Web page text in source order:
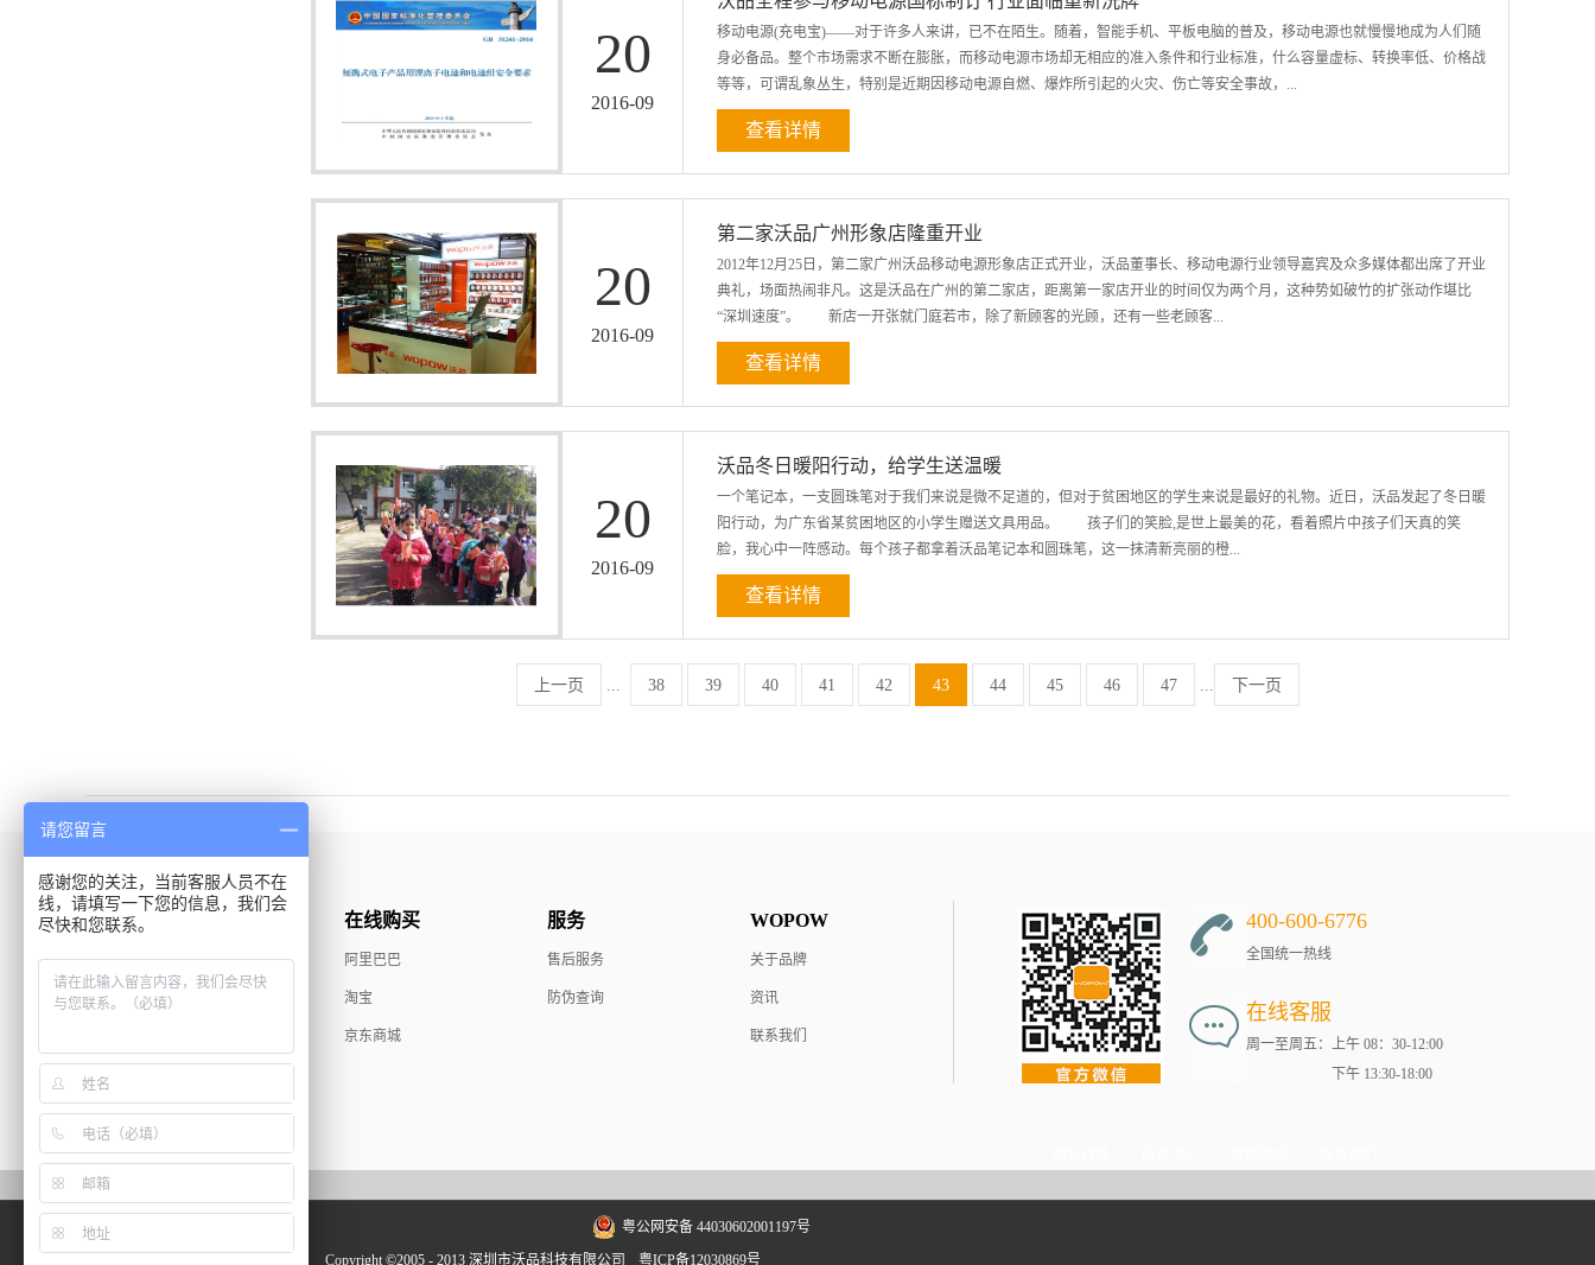
移动电源高级定制业务负责人表示：随着国民经济的快速发展，大众生活水平得到很大的提高，为人们提高生活品质提供了
物质基础。更重要的是以90后为主的新生代的崛起，人们对生活有了新的要求，生活已经不仅仅是为生活而活，而更重要的
是自我精神的表达。同时，新媒体和智能设备的高速发展加速了年轻人独立精神表达的诉求。在此大背景之下，经过对市场
进行了深入调查，沃品下定决心在移动电源行业率先开展此项高级服务，提升用户体验,引领行业革新。定制服务的推出必
须仰赖强大的研发制造实力 私人定制在其他行业都有所发展，如汽车行业、通讯设备行业等。一般来说，开展此项服务
的都是生产厂家，生产厂家熟悉...
移动电源(充电宝)——对于许多人来讲，已不在陌生。随着，智能手机、平板电脑的普及，移动电源也就慢慢地成为人们随
身必备品。整个市场需求不断在膨胀，而移动电源市场却无相应的准入条件和行业标准，什么容量虚标、转换率低、价格战
等等，可谓乱象丛生，特别是近期因移动电源自燃、爆炸所引起的火灾、伤亡等安全事故，...
2014)国家标准公告》，该标准将于2015年8月1日起实施。沃品全程参与国标制订】 沃品全程参与了移动电源GB国标的
拟定和发布。”WOPOW沃品”全系产品完全符合国家新标准。“WOPOW沃品”是世界电源市场排头兵企业，由深圳市沃品科
技有限公司全权运营。自品牌创立以来，沃品一直致力于高品质移动电源、充电器、电源适配器、保护膜、耳机等数码配件
产品的设计、研发、生产和销售，是一家集约型、规模化的现代化高新技术企业。
2016-09
20
查看详情
第二家沃品广州形象店隆重开业
2012年12月25日，第二家广州沃品移动电源形象店正式开业，沃品董事长、移动电源行业领导嘉宾及众多媒体都出席了开业
典礼，场面热闹非凡。这是沃品在广州的第二家店，距离第一家店开业的时间仅为两个月，这种势如破竹的扩张动作堪比
“深圳速度”。 新店一开张就门庭若市，除了新顾客的光顾，还有一些老顾客...
容量上讲，2200毫安时到15000毫安时多种选择；从功能上讲，有机线一体机，双USB输出移动电源，还有wifi移动电源，车
载充电器；从风格上讲，有经典型，商务型，还有时尚型。大多数移动电源都有伸缩数据线免费配送，加上给力的价格，顾
客总能欣喜的满载而归。 将近春运，回家的路上准备一款移动电源是必须的，移动电源既能给手机充电也可以作为礼品
送给亲朋好友。目前沃品全国各地形象店都有...
2016-09
20
查看详情
沃品冬日暖阳行动，给学生送温暖
一个笔记本，一支圆珠笔对于我们来说是微不足道的，但对于贫困地区的学生来说是最好的礼物。近日，沃品发起了冬日暖
阳行动，为广东省某贫困地区的小学生赠送文具用品。 孩子们的笑脸,是世上最美的花，看着照片中孩子们天真的笑
脸，我心中一阵感动。每个孩子都拿着沃品笔记本和圆珠笔，这一抹清新亮丽的橙...
怀，虽然只是笔记本和圆珠笔，当小朋友们接到崭新的礼物时，快乐的心情溢于言表。 只注重经济效益的是商人，注重
社会效益且懂得感恩的才叫企业家。如今的公益慈善队伍中，企业与企业家已经成为中流砥柱。企业社会责任意识正逐步根
2016-09
20
查看详情
上一页 ... 38 39 40 41 42 43 44 45 46 47 ... 下一页
MAX精品系列
耳机系列
在线购买
阿里巴巴
淘宝
京东商城
服务
售后服务
防伪查询
WOPOW
关于品牌
资讯
联系我们
400-600-6776
全国统一热线
在线客服
周一至周五：上午 08：30-12:00
下午 13:30-18:00
粤公网安备 44030602001197号
Copyright ©2005 - 2013 深圳市沃品科技有限公司
粤ICP备12030869号
请您留言
感谢您的关注，当前客服人员不在
线，请填写一下您的信息，我们会
尽快和您联系。